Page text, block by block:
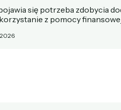
się potrzeba zdobycia
z pomocy